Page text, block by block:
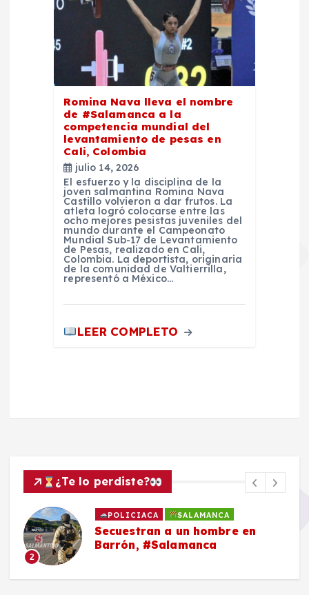
Romina Nava lleva el nombre
de #Salamanca a la
competencia mundial del
levantamiento de pesas en
Cali, Colombia
julio 14, 2026
El esfuerzo y la disciplina de la
joven salmantina Romina Nava
Castillo volvieron a dar frutos. La
atleta logró colocarse entre las
ocho mejores pesistas juveniles del
mundo durante el Campeonato
Mundial Sub-17 de Levantamiento
de Pesas, realizado en Cali,
Colombia. La deportista, originaria
de la comunidad de Valtierrilla,
representó a México…
LEER COMPLETO
¿Te lo perdiste?
2
POLICIACA SALAMANCA
Secuestran a un hombre en
Barrón, #Salamanca